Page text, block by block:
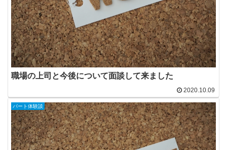
職場の上司と今後について面談して来ました
2020.10.09
パート体験談